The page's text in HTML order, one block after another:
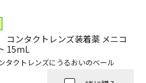
コンタクトレンズ装着薬 メニコ
15mL
タクトレンズにうるおいのベール